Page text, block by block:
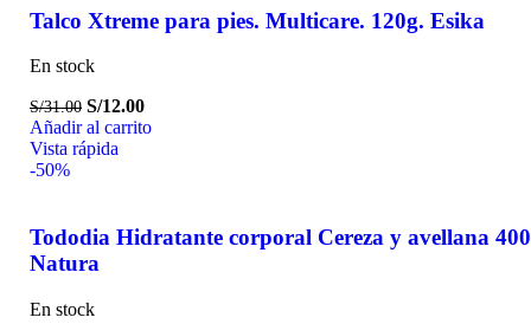
Talco Xtreme para pies. Multicare. 120g. Esika
En stock
S/31.00 S/12.00
Añadir al carrito
Vista rápida
-50%
Tododia Hidratante corporal Cereza y avellana
Natura
En stock